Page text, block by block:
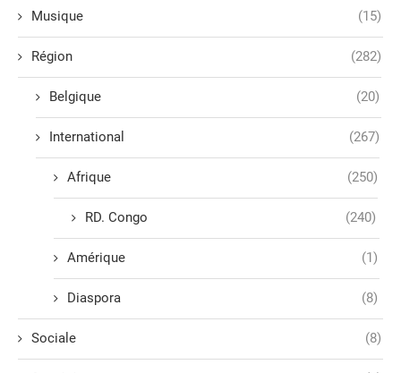
Musique (15)
Région (282)
Belgique (20)
International (267)
Afrique (250)
RD. Congo (240)
Amérique (1)
Diaspora (8)
Sociale (8)